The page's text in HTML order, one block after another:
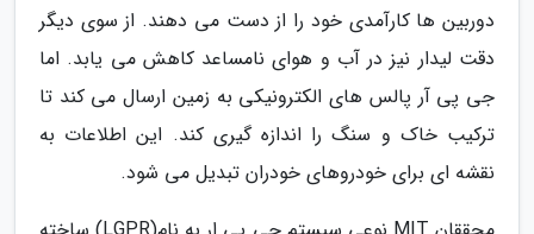
دوربین ها کارآمدی خود را از دست می دهند. از سوی دیگر
دقت لیدار نیز در آب و هوای نامساعد کاهش می یابد. اما
جی پی آر پالس های الکترونیکی به زمین ارسال می کند تا
ترکیب خاک و سنگ را اندازه گیری کند. این اطلاعات به
نقشه ای برای خودروهای خودران تبدیل می شود.